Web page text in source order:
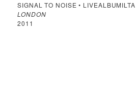
SIGNAL TO NOISE • LIVEALBUMILTA
LONDON
2011